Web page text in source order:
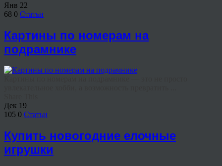
Янв 22
68 0 Статьи
Картины по номерам на
подрамнике
Дек 19
105 0 Статьи
Купить новогодние елочные
игрушки